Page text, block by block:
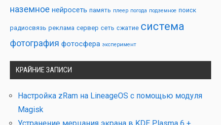
наземное нейросеть память плеер погода подземное поиск
радиосвязь реклама сервер сеть сжатие система
фотография фотосфера эксперимент
КРАЙНИЕ ЗАПИСИ
Настройка zRam на LineageOS с помощью модуля
Magisk
Устранение мерцания экрана в KDE Plasma 6 +